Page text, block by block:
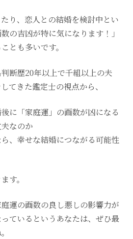
り、恋人との結婚を検討中とい
の吉凶が特に気になります！」
とも多いです。
断歴20年以上で千組以上の夫
てきた鑑定士の視点から、
に「家庭運」の画数が凶になる
なのか
、幸せな結婚につながる可能性
す。
運の画数の良し悪しの影響力が
ているというあなたは、ぜひ最